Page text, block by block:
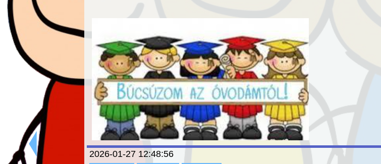
2026-01-27 12:48:56